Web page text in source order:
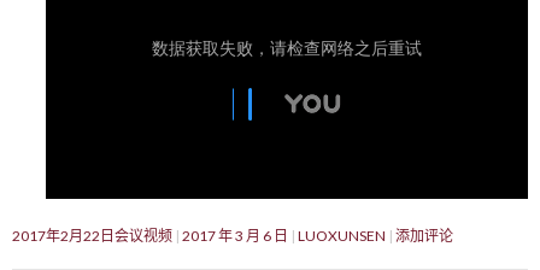
2017年2月22日会议视频 2017 年 3 月 6 日 LUOXUNSEN 添加评论